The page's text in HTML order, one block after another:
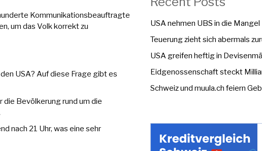
Kommunikationsbeauftragte
um das Volk korrekt zu
USA? Auf diese Frage gibt es
die Bevölkerung rund um die
nach 21 Uhr, was eine sehr
USA nehmen UBS in die Mangel
Teuerung zieht sich abermals
USA greifen heftig in
Eidgenossenschaft steckt
Schweiz und muula.ch feiern